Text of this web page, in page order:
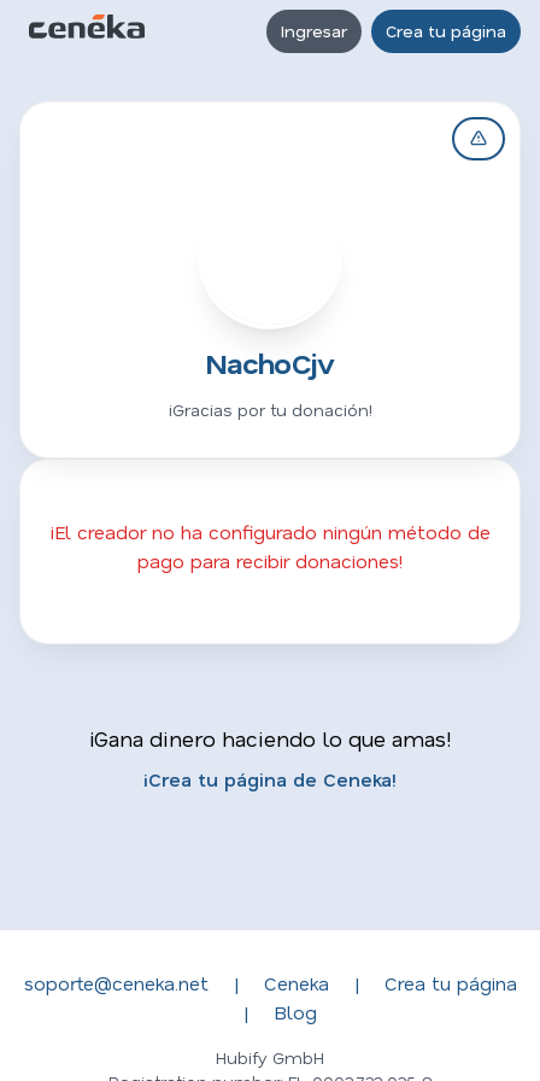
Ingresar Crea tu página
NachoCjv
¡Gracias por tu donación!
¡El creador no ha configurado ningún método de
pago para recibir donaciones!
¡Gana dinero haciendo lo que amas!
¡Crea tu página de Ceneka!
soporte@ceneka.net | Ceneka |
Crea tu página
|
Blog
Hubify GmbH